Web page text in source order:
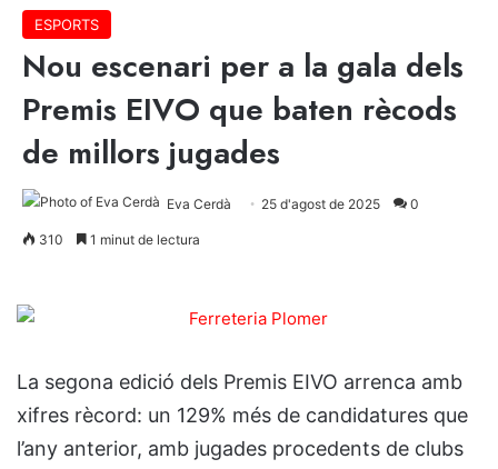
ESPORTS
Nou escenari per a la gala dels
Premis EIVO que baten rècods
de millors jugades
Eva Cerdà 25 d'agost de 2025 0
310 1 minut de lectura
La segona edició dels Premis EIVO arrenca amb
xifres rècord: un 129% més de candidatures que
l’any anterior, amb jugades procedents de clubs